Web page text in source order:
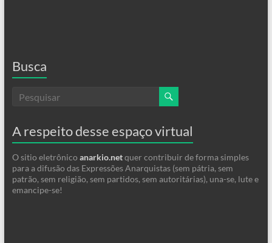
Busca
A respeito desse espaço virtual
O sitio eletrônico anarkio.netquer contribuir de forma simples
para a difusão das Expressões Anarquistas (sem pátria, sem
patrão, sem religião, sem partidos, sem autoritárias), una-se, lute e
emancipe-se!